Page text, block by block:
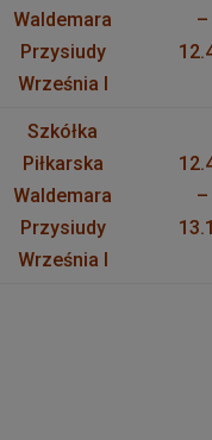
Waldemara
Przysiudy
Września I
–
Szkółka
Piłkarska
Waldemara
Przysiudy
Września I
–